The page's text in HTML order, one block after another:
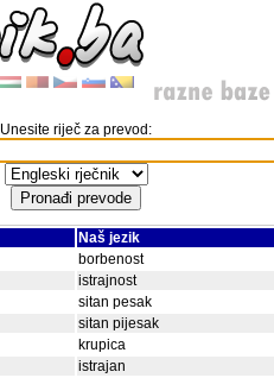
Unesite riječ za prevod:
Naš jezik
borbenost
istrajnost
sitan pesak
sitan pijesak
krupica
istrajan